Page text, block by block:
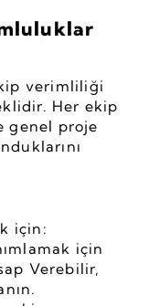
verimliliği
Her ekip
genel proje
için:
için
Verebilir,